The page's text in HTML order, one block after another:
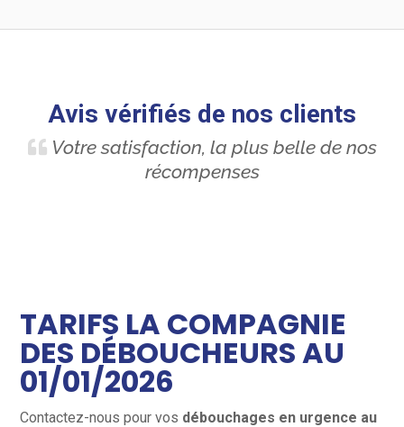
Avis vérifiés de nos clients
Votre satisfaction, la plus belle de nos
récompenses
TARIFS LA COMPAGNIE
DES DÉBOUCHEURS AU
01/01/2026
Contactez-nous pour vos débouchages en urgence au